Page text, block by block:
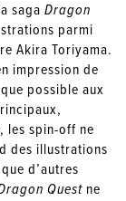
saga Dragon
parmi
Akira Toriyama.
impression de
possible aux
, les spin-off ne
des illustrations
d’autres
Quest ne